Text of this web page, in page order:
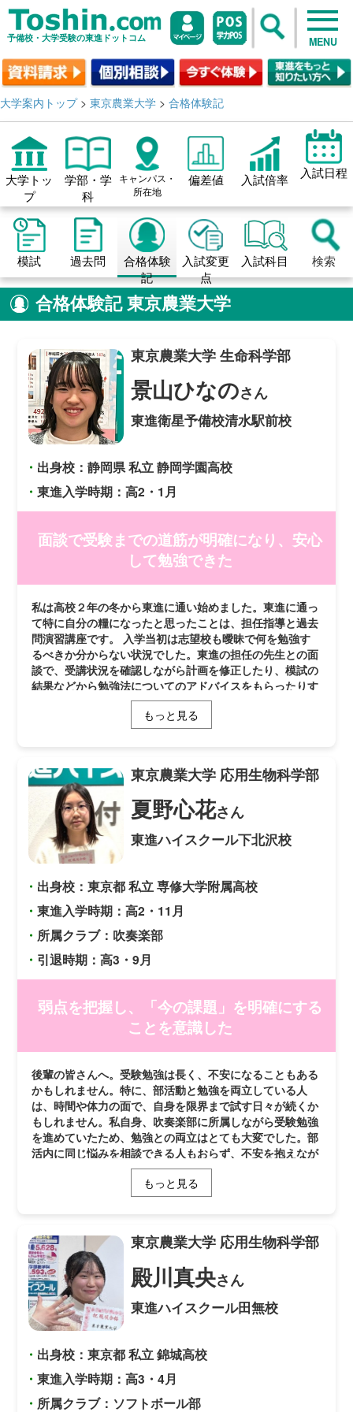
予備校・大学受験の東進ドットコム MENU
大学案内トップ> 東京農業大学 > 合格体験記
大学トッ
プ
学部・学
科
キャンパス・
所在地
偏差値 入試倍率 入試日程
模試 過去問
合格体験
記
入試変更
点
入試科目 検索
合格体験記 東京農業大学
東京農業大学生命科学部
景山ひなのさん
東進衛星予備校清水駅前校
・ 出身校：静岡県 私立 静岡学園高校
・東進入学時期：高2・1月
面談で受験までの道筋が明確になり、安心
して勉強できた
私は高校２年の冬から東進に通い始めました。東進に通っ
て特に自分の糧になったと思ったことは、担任指導と過去
問演習講座です。 入学当初は志望校も曖昧で何を勉強す
るべきか分からない状況でした。東進の担任の先生との面
談で、受講状況を確認しながら計画を修正したり、模試の
結果などから勉強法についてのアドバイスをもらったりす
るなど、受験までの道筋を明確に示してもらえたことで、
安心して勉強に取り組むことができました。 私は過去問
演習講座を始める直前に第１志望校が変わりましたが、共
ズに取り組むことができました。共通テストの過去問は各
教科10回分あるので、共通テスト本番レベル模試も含めて
回数を重ねるごとにテストの形式にも慣れ、点数も伸ばす
ことができました。 また、私は第１志望校にどうしても
行きたかったので、総合型選抜を受験しました。東進の講
座に小論文の基本的な書き方を学べるものがあり、小論文
とは形式が違う文章にも応用できたので、受講すると総合
ングで一緒に努力している仲間がいることを実感したり、
担任助手の方から励ましてもらえたりしたことは努力する
ための大きなモチベーションになりました。 東進の学習
環境を活かし、第１志望合格目指して頑張ってください。
もっと見る
東京農業大学応用生物科学部
夏野心花さん
東進ハイスクール下北沢校
・ 出身校：東京都 私立 専修大学附属高校
・東進入学時期：高2・11月
・ 所属クラブ：吹奏楽部
・ 引退時期：高3・9月
弱点を把握し、「今の課題」を明確にする
ことを意識した
後輩の皆さんへ。受験勉強は長く、不安になることもある
かもしれません。特に、部活動と勉強を両立している人
は、時間や体力の面で、自身を限界まで試す日々が続くか
もしれません。私自身、吹奏楽部に所属しながら受験勉強
を進めていたため、勉強との両立はとても大変でした。部
活内に同じ悩みを相談できる人もおらず、不安を抱えなが
らも、積み重ねてきた努力を信じて勉強を続けていまし
た。 また、教科ごとの得意や不得意がはっきりしていた
ことも印象に残っています。私は数学がとても苦手で、点
した。一方で、化学や生物は理解しやすく、比較的得意な
科目でした。苦手な科目はすぐに結果が出なくても基礎を
積み重ね、得意な科目を武器にすることで、自らの受験勉
強のスタイルを見つけることができました。 東進の映像
による授業は、部活後の限られた時間でも私のペースで学
習できる点が大きな支えでした。確認テストや過去問演習
を通して弱点を把握し、「今の課題」を明確にすることを
さん相談し、精神的に支えていただきました。 私が進学
する学科では、農業に関わる化学や生物学を、作物を育て
る段階から食に至るまで幅広く学ぶことができます。将来
の夢はまだ明確ではありませんが、現在は特に植物病理学
もっと見る
東京農業大学応用生物科学部
殿川真央さん
東進ハイスクール田無校
・ 出身校：東京都 私立 錦城高校
・東進入学時期：高3・4月
・ 所属クラブ：ソフトボール部